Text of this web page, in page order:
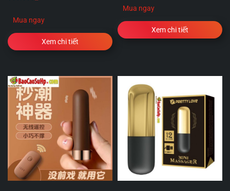
Mua ngay
Xem chi tiết
Mua ngay
Xem chi tiết